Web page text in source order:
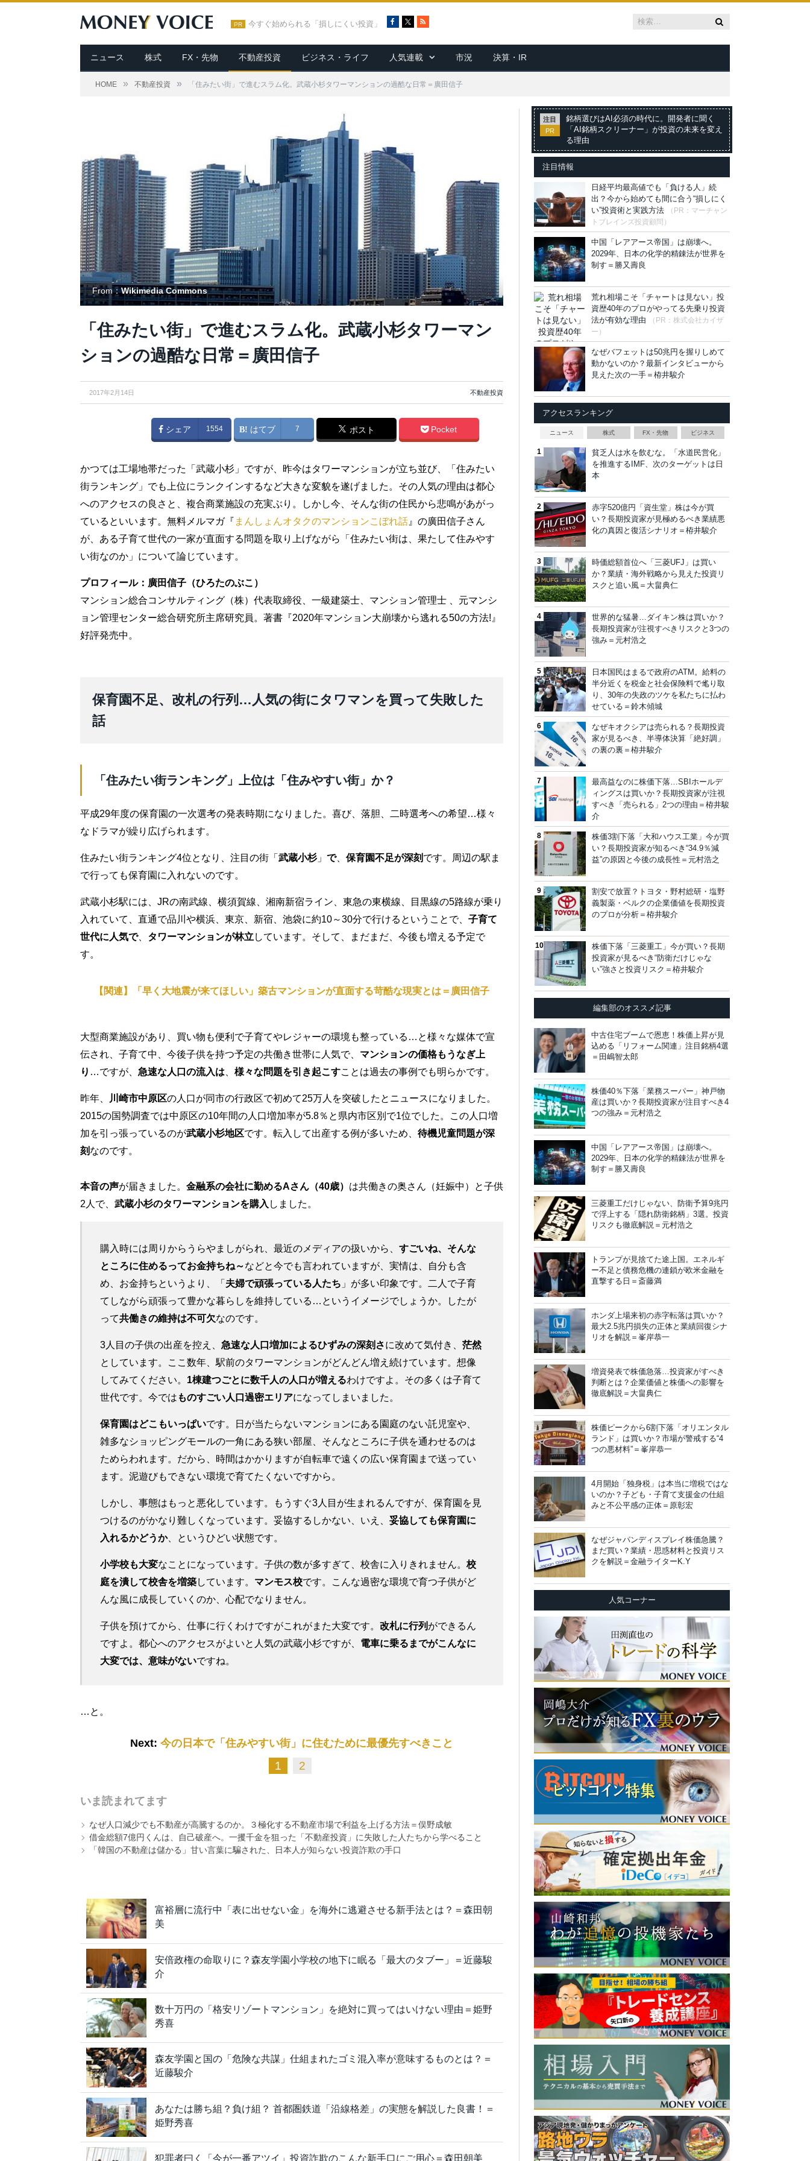
PR 今すぐ始められる「損しにくい投資」
c
e
b
o
R
S
ニュース 株式 FX・先物 不動産投資 ビジネス・ライフ 人気連載 市況 決算・IR
HOME » 不動産投資 » 「住みたい街」で進むスラム化。武蔵小杉タワーマンションの過酷な日常＝廣田信子
From：Wikimedia Commons
「住みたい街」で進むスラム化。武蔵小杉タワーマン
ションの過酷な日常＝廣田信子
2017年2月14日 不動産投資
シェア 1554 はてブ 7 ポスト Pocket
かつては工場地帯だった「武蔵小杉」ですが、昨今はタワーマンションが立ち並び、「住みたい
街ランキング」でも上位にランクインするなど大きな変貌を遂げました。その人気の理由は都心
へのアクセスの良さと、複合商業施設の充実ぶり。しかし今、そんな街の住民から悲鳴があがっ
ているといいます。無料メルマガ『 まんしょんオタクのマンションこぼれ話 』の廣田信子さん
が、ある子育て世代の一家が直面する問題を取り上げながら「住みたい街は、果たして住みやす
い街なのか」について論じています。
プロフィール：廣田信子（ひろたのぶこ）
マンション総合コンサルティング（株）代表取締役、一級建築士、マンション管理士 、元マンシ
ョン管理センター総合研究所主席研究員。著書『2020年マンション大崩壊から逃れる50の方法!』
好評発売中。
保育園不足、改札の行列…人気の街にタワマンを買って失敗した
話
「住みたい街ランキング」上位は「住みやすい街」か？
平成29年度の保育園の一次選考の発表時期になりました。喜び、落胆、二時選考への希望…様々
なドラマが繰り広げられます。
住みたい街ランキング4位となり、注目の街「 武蔵小杉」 で、 保育園不足が深刻 です。周辺の駅ま
で行っても保育園に入れないのです。
武蔵小杉駅には、JRの南武線、横須賀線、湘南新宿ライン、東急の東横線、目黒線の5路線が乗り
入れていて、直通で品川や横浜、東京、新宿、池袋に約10～30分で行けるということで、 子育て
世代に人気で、 タワーマンションが林立 しています。そして、まだまだ、今後も増える予定で
す。
【関連】「早く大地震が来てほしい」築古マンションが直面する苛酷な現実とは＝廣田信子
大型商業施設があり、買い物も便利で子育てやレジャーの環境も整っている…と様々な媒体で宣
伝され、子育て中、今後子供を持つ予定の共働き世帯に人気で、 マンションの価格もうなぎ上
り …ですが、 急速な人口の流入は 様々な問題を引き起こすことは過去の事例でも明らかです。
昨年、 川崎市中原区の人口が同市の行政区で初めて25万人を突破したとニュースになりました。
2015の国勢調査では中原区の10年間の人口増加率が5.8％と県内市区別で1位でした。この人口増
加を引っ張っているのが武蔵小杉地区です。転入して出産する例が多いため、 待機児童問題が深
刻 なのです。
本音の声が届きました。 金融系の会社に勤めるAさん（40歳） は共働きの奥さん（妊娠中）と子供
2人で、 武蔵小杉のタワーマンションを購入 しました。
購入時には周りからうらやましがられ、最近のメディアの扱いから、 すごいね、そんな
ところに住めるってお金持ちね～などと今でも言われていますが、実情は、自分も含
め、お金持ちというより、「 夫婦で頑張っている人たち 」が多い印象です。二人で子育
てしながら頑張って豊かな暮らしを維持している…というイメージでしょうか。したが
って共働きの維持は不可欠なのです。
3人目の子供の出産を控え、 急速な人口増加によるひずみの深刻さに改めて気付き、 茫然
としています。ここ数年、駅前のタワーマンションがどんどん増え続けています。想像
してみてください。 1棟建つごとに数千人の人口が増えるわけですよ。その多くは子育て
世代です。今では ものすごい人口過密エリアになってしまいました。
保育園はどこもいっぱいです。日が当たらないマンションにある園庭のない託児室や、
雑多なショッピングモールの一角にある狭い部屋、そんなところに子供を通わせるのは
ためらわれます。だから、時間はかかりますが自転車で遠くの広い保育園まで送ってい
ます。泥遊びもできない環境で育てたくないですから。
しかし、事態はもっと悪化しています。もうすぐ3人目が生まれるんですが、保育園を見
つけるのがかなり難しくなっています。妥協するしかない、いえ、 妥協しても保育園に
入れるかどうか、というひどい状態です。
小学校も大変なことになっています。子供の数が多すぎて、校舎に入りきれません。 校
庭を潰して校舎を増築しています。 マンモス校です。こんな過密な環境で育つ子供がど
んな風に成長していくのか、心配でなりません。
子供を預けてから、仕事に行くわけですがこれがまた大変です。 改札に行列 ができるん
ですよ。都心へのアクセスがよいと人気の武蔵小杉ですが、 電車に乗るまでがこんなに
大変では、意味がないですね。
…と。
Next: 今の日本で「住みやすい街」に住むために最優先すべきこと
1 2
いま読まれてます
なぜ人口減少でも不動産が高騰するのか。３極化する不動産市場で利益を上げる方法＝俣野成敏
借金総額7億円くんは、自己破産へ。一攫千金を狙った「不動産投資」に失敗した人たちから学べること
「韓国の不動産は儲かる」甘い言葉に騙された、日本人が知らない投資詐欺の手口
富裕層に流行中「表に出せない金」を海外に逃避させる新手法とは？＝森田朝
美
安倍政権の命取りに？森友学園小学校の地下に眠る「最大のタブー」＝近藤駿
介
数十万円の「格安リゾートマンション」を絶対に買ってはいけない理由＝姫野
秀喜
森友学園と国の「危険な共謀」仕組まれたゴミ混入率が意味するものとは？＝
近藤駿介
あなたは勝ち組？負け組？ 首都圏鉄道「沿線格差」の実態を解説した良書！＝
姫野秀喜
犯罪者曰く「今が一番アツイ」投資詐欺のこんな新手口にご用心＝森田朝美
注目
PR
銘柄選びはAI必須の時代に。開発者に聞く
「AI銘柄スクリーナー」が投資の未来を変え
る理由
注目情報
日経平均最高値でも「負ける人」続
出？今から始めても間に合う“損しにく
い”投資術と実践方法
（PR：マーチャン
トブレインズ投資顧問）
中国「レアアース帝国」は崩壊へ。
2029年、日本の化学的精錬法が世界を
制す＝勝又壽良
荒れ相場こそ「チャートは見ない」投
資歴40年のプロがやってる先乗り投資
法が有効な理由
（PR：株式会社カイザ
ー）
なぜバフェットは50兆円を握りしめて
動かないのか？最新インタビューから
見えた次の一手＝栫井駿介
アクセスランキング
ニュース 株式 FX・先物 ビジネス
貧乏人は水を飲むな。「水道民営化」
を推進するIMF、次のターゲットは日
本
赤字520億円「資生堂」株は今が買
い？長期投資家が見極めるべき業績悪
化の真因と復活シナリオ＝栫井駿介
時価総額首位へ「三菱UFJ」は買い
か？業績・海外戦略から見えた投資リ
スクと追い風＝大畠典仁
世界的な猛暑…ダイキン株は買いか？
長期投資家が注視すべきリスクと3つの
強み＝元村浩之
日本国民はまるで政府のATM。給料の
半分近くを税金と社会保険料で毟り取
り、30年の失政のツケを私たちに払わ
せている＝鈴木傾城
なぜキオクシアは売られる？長期投資
家が見るべき、半導体決算「絶好調」
の裏の裏＝栫井駿介
最高益なのに株価下落…SBIホールデ
ィングスは買いか？長期投資家が注視
すべき「売られる」2つの理由＝栫井駿
介
株価3割下落「大和ハウス工業」今が買
い？長期投資家が知るべき“34.9％減
益”の原因と今後の成長性＝元村浩之
割安で放置？トヨタ・野村総研・塩野
義製薬・ベルクの企業価値を長期投資
のプロが分析＝栫井駿介
株価下落「三菱重工」今が買い？長期
投資家が見るべき“防衛だけじゃな
い”強さと投資リスク＝栫井駿介
編集部のオススメ記事
中古住宅ブームで恩恵！株価上昇が見
込める「リフォーム関連」注目銘柄4選
＝田嶋智太郎
株価40％下落「業務スーパー」神戸物
産は買いか？長期投資家が注目すべき4
つの強み＝元村浩之
中国「レアアース帝国」は崩壊へ。
2029年、日本の化学的精錬法が世界を
制す＝勝又壽良
三菱重工だけじゃない、防衛予算9兆円
で浮上する「隠れ防衛銘柄」3選。投資
リスクも徹底解説＝元村浩之
トランプが見捨てた途上国。エネルギ
ー不足と債務危機の連鎖が欧米金融を
直撃する日＝斎藤満
ホンダ上場来初の赤字転落は買いか？
最大2.5兆円損失の正体と業績回復シナ
リオを解説＝峯岸恭一
増資発表で株価急落…投資家がすべき
判断とは？企業価値と株価への影響を
徹底解説＝大畠典仁
株価ピークから6割下落「オリエンタル
ランド」は買いか？市場が警戒する“4
つの悪材料”＝峯岸恭一
4月開始「独身税」は本当に増税ではな
いのか？子ども・子育て支援金の仕組
みと不公平感の正体＝原彰宏
なぜジャパンディスプレイ株価急騰？
まだ買い？業績・思惑材料と投資リス
クを解説＝金融ライターK.Y
人気コーナー